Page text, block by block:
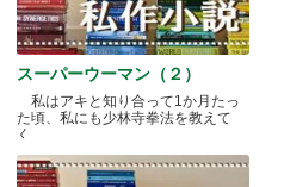
スーパーウーマン（２）
私はアキと知り合って1か月たっ
た頃、私にも少林寺拳法を教えて
く.....